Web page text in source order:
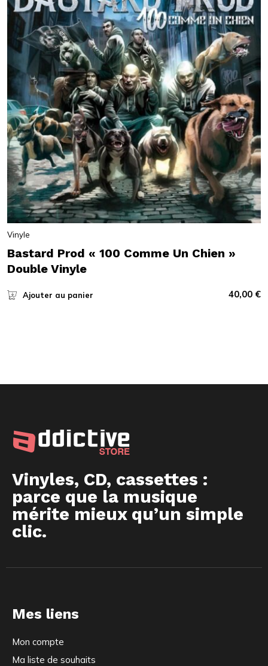
Vinyle
Bastard Prod « 100 Comme Un Chien »
Double Vinyle
Ajouter au panier 40,00 €
Vinyles, CD, cassettes :
parce que la musique
mérite mieux qu’un simple
clic.
Mes liens
Mon compte
Ma liste de souhaits